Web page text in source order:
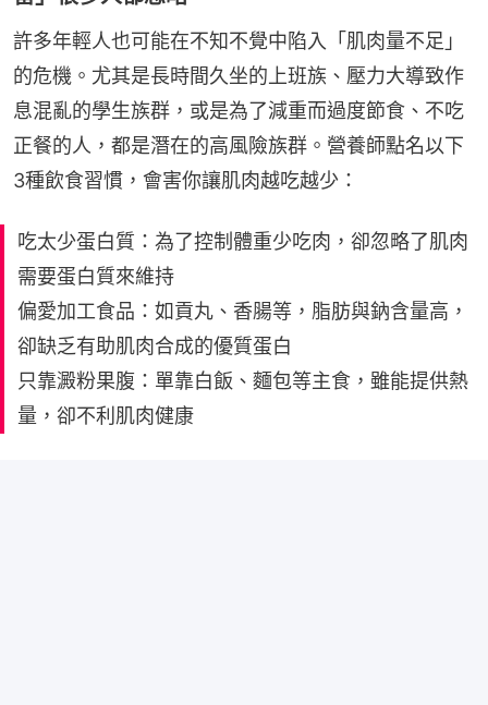
許多年輕人也可能在不知不覺中陷入「肌肉量不足」
的危機。尤其是長時間久坐的上班族、壓力大導致作
息混亂的學生族群，或是為了減重而過度節食、不吃
正餐的人，都是潛在的高風險族群。營養師點名以下
3種飲食習慣，會害你讓肌肉越吃越少：
吃太少蛋白質：為了控制體重少吃肉，卻忽略了肌肉
需要蛋白質來維持
偏愛加工食品：如貢丸、香腸等，脂肪與鈉含量高，
卻缺乏有助肌肉合成的優質蛋白
只靠澱粉果腹：單靠白飯、麵包等主食，雖能提供熱
量，卻不利肌肉健康